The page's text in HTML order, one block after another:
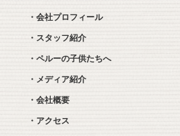
・会社プロフィール
・スタッフ紹介
・ペルーの子供たちへ
・メディア紹介
・会社概要
・アクセス